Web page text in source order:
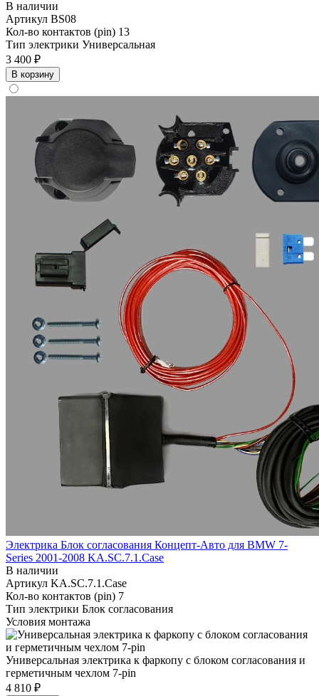
В наличии
Артикул BS08
Кол-во контактов (pin) 13
Тип электрики Универсальная
3 400 ₽
В корзину
Электрика Блок согласования Концепт-Авто для BMW 7-
Series 2001-2008 KA.SC.7.1.Case
В наличии
Артикул KA.SC.7.1.Case
Кол-во контактов (pin) 7
Тип электрики Блок согласования
Условия монтажа
Универсальная электрика к фаркопу с блоком согласования и
герметичным чехлом 7-pin
4 810 ₽